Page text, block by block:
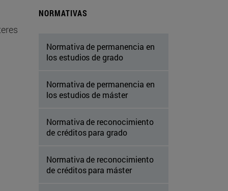
NORMATIVAS
Normativa de permanencia en
los estudios de grado
Normativa de permanencia en
los estudios de máster
Normativa de reconocimiento
de créditos para grado
Normativa de reconocimiento
de créditos para máster